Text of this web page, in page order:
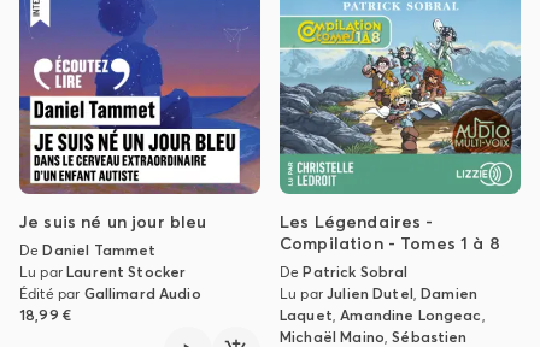
Je suis né un jour bleu
DeDaniel Tammet
Lu parLaurent Stocker
Édité par Gallimard Audio
18,99 €
Les Légendaires -
Compilation - Tomes 1 à 8
DePatrick Sobral
Lu parJulien Dutel,Damien
Laquet,Amandine Longeac,
Michaël Maino,Sébastien